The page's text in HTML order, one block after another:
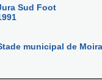
Sud Foot
municipal de